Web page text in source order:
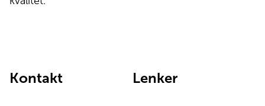
Kontakt Lenker